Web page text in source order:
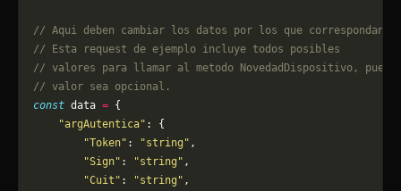
// Aqui deben cambiar los datos por los que correspondan.
// Esta request de ejemplo incluye todos posibles
// valores para llamar al metodo NovedadDispositivo, puede
// valor sea opcional.
const data = {
    "argAutentica"
: {
        "Token"
: "string" ,
        "Sign"
: "string" ,
        "Cuit"
: "string" ,